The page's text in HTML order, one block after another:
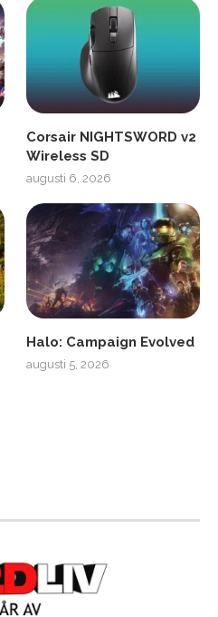
Corsair NIGHTSWORD v2
Wireless SD
augusti 6, 2026
Halo: Campaign Evolved
augusti 5, 2026